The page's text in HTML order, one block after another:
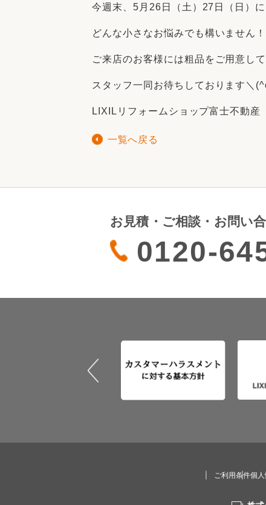
お客さまの声
リフォームコンシェルジュ®
中古物件探しから性能向上リフォームを
今週末、5月26日（土）27日（日）
どんな小さなお悩みでも構いません
ご来店のお客様には粗品をご用意して
スタッフ一同お待ちしております＼
LIXILリフォームショップ富士不動
一覧へ戻る
お見積・ご相談・お問い
0120-
ご利用条件個